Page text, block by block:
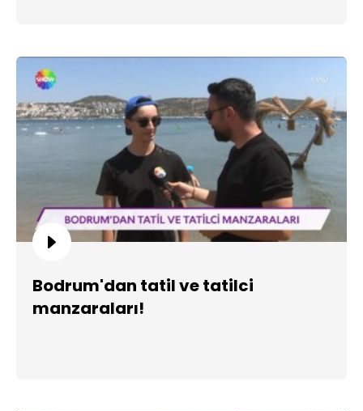
Bodrum'dan tatil ve tatilci
manzaraları!